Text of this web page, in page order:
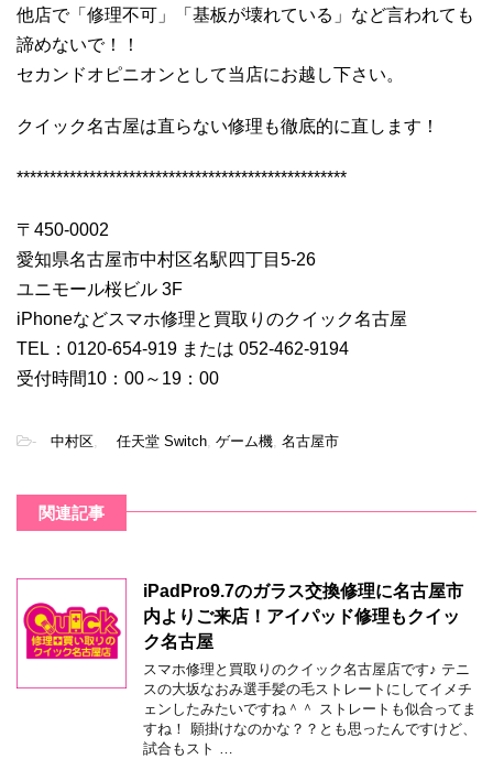
他店で「修理不可」「基板が壊れている」など言われても
諦めないで！！
セカンドオピニオンとして当店にお越し下さい。
クイック名古屋は直らない修理も徹底的に直します！
**************************************************
〒450-0002
愛知県名古屋市中村区名駅四丁目5-26
ユニモール桜ビル 3F
iPhoneなどスマホ修理と買取りのクイック名古屋
TEL：0120-654-919 または 052-462-9194
受付時間10：00～19：00
- 中村区, 任天堂 Switch, ゲーム機, 名古屋市
関連記事
iPadPro9.7のガラス交換修理に名古屋市
内よりご来店！アイパッド修理もクイッ
ク名古屋
スマホ修理と買取りのクイック名古屋店です♪ テニ
スの大坂なおみ選手髪の毛ストレートにしてイメチ
ェンしたみたいですね＾＾ ストレートも似合ってま
すね！ 願掛けなのかな？？とも思ったんですけど、
試合もスト …